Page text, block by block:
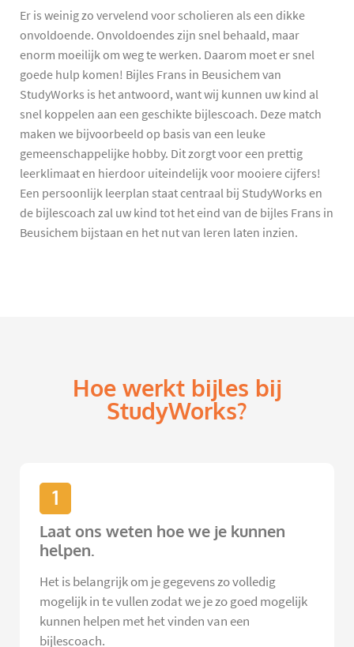
Er is weinig zo vervelend voor scholieren als een dikke
onvoldoende. Onvoldoendes zijn snel behaald, maar
enorm moeilijk om weg te werken. Daarom moet er snel
goede hulp komen! Bijles Frans in Beusichem van
StudyWorks is het antwoord, want wij kunnen uw kind al
snel koppelen aan een geschikte bijlescoach. Deze match
maken we bijvoorbeeld op basis van een leuke
gemeenschappelijke hobby. Dit zorgt voor een prettig
leerklimaat en hierdoor uiteindelijk voor mooiere cijfers!
Een persoonlijk leerplan staat centraal bij StudyWorks en
de bijlescoach zal uw kind tot het eind van de bijles Frans in
Beusichem bijstaan en het nut van leren laten inzien.
Hoe werkt bijles bij
StudyWorks?
1
Laat ons weten hoe we je kunnen
helpen.
Het is belangrijk om je gegevens zo volledig
mogelijk in te vullen zodat we je zo goed mogelijk
kunnen helpen met het vinden van een
bijlescoach.